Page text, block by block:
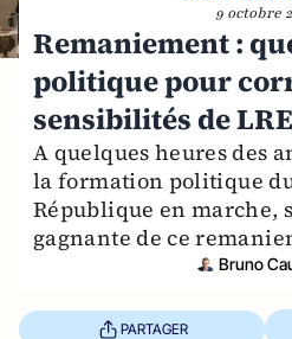
9 octobre
Remaniement :
politique pour
sensibilités de
A quelques heures des
la formation politique
République en marche,
gagnante de ce
Bruno
PARTAGER